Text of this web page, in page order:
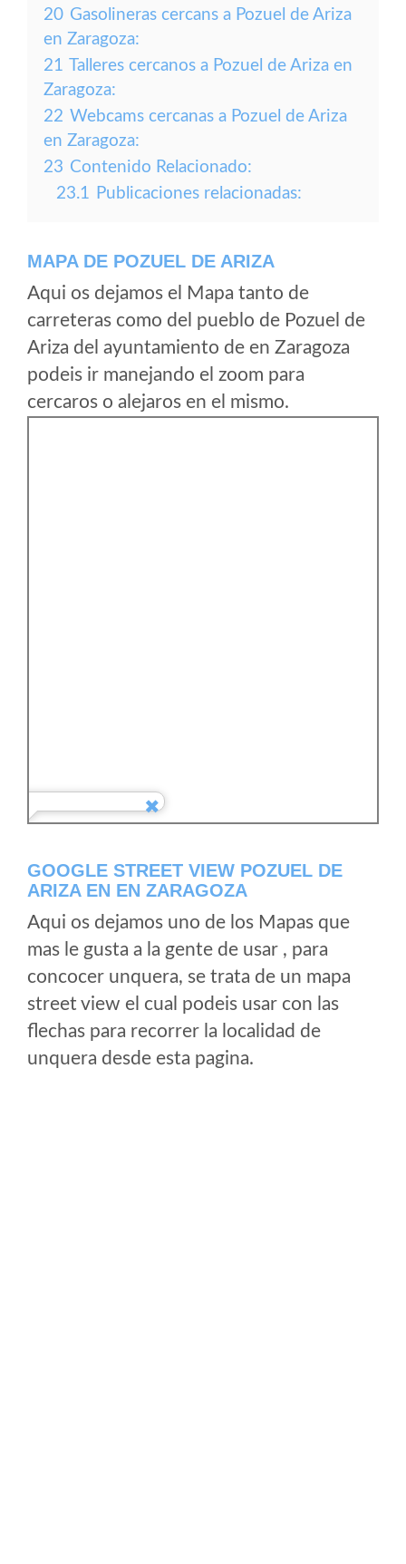
20 Gasolineras cercans a Pozuel de Ariza
en Zaragoza:
21 Talleres cercanos a Pozuel de Ariza en
Zaragoza:
22 Webcams cercanas a Pozuel de Ariza
en Zaragoza:
23 Contenido Relacionado:
23.1 Publicaciones relacionadas:
MAPA DE POZUEL DE ARIZA
Aqui os dejamos el Mapa tanto de
carreteras como del pueblo de Pozuel de
Ariza del ayuntamiento de en Zaragoza
podeis ir manejando el zoom para
cercaros o alejaros en el mismo.
GOOGLE STREET VIEW POZUEL DE
ARIZA EN EN ZARAGOZA
Aqui os dejamos uno de los Mapas que
mas le gusta a la gente de usar , para
concocer unquera, se trata de un mapa
street view el cual podeis usar con las
flechas para recorrer la localidad de
unquera desde esta pagina.